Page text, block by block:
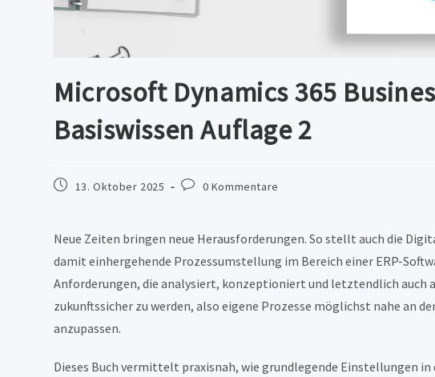
Microsoft Dynamics 365
Basiswissen Auflage 2
Beitrag13. Oktober 2025
Beitrags-
0 Kommentare
Neue Zeiten bringen neue Herausforderungen. So stellt auch die
damit einhergehende Prozessumstellung im Bereich einer ERP-
Anforderungen, die analysiert, konzeptioniert und letztendlich auch
zukunftssicher zu werden, also eigene Prozesse möglichst nahe an
anzupassen.
Dieses Buch vermittelt praxisnah, wie grundlegende Einstellungen in